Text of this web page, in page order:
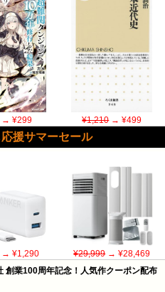
¥299 ¥1,210→ ¥499
援サマーセール
¥1,290 ¥29,999→ ¥28,469
創業100周年記念！人気作クーポン配布